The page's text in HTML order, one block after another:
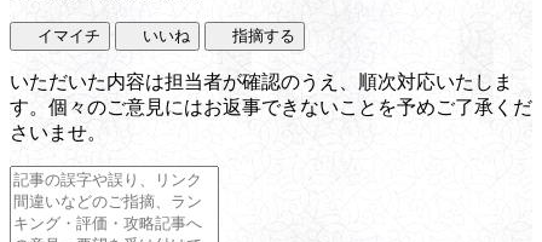
イマイチ いいね 指摘する
いただいた内容は担当者が確認のうえ、順次対応いたしま
す。個々のご意見にはお返事できないことを予めご了承くだ
さいませ。